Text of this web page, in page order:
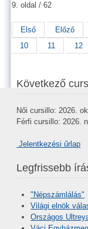
9. oldal / 62
Első Előző
10
11 12
Következő
Női cursillo: 2026.
Férfi cursillo: 2026.
Jelentkezési űrlap
Legfrissebb
"Népszámlálás"
Világi elnök
Országos